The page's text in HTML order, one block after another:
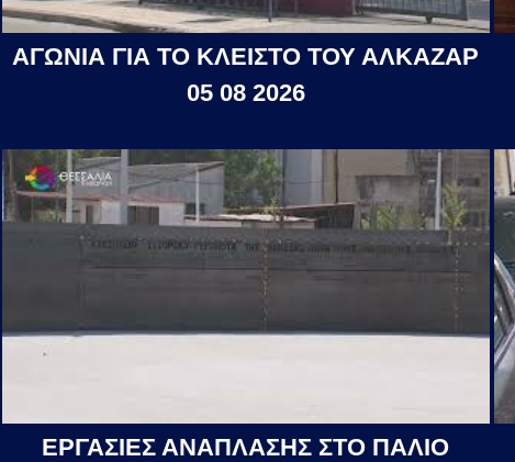
ΑΓΩΝΙΑ ΓΙΑ ΤΟ ΚΛΕΙΣΤΟ ΤΟΥ ΑΛΚΑΖΑΡ
05 08 2026
ΕΡΓΑΣΙΕΣ ΑΝΑΠΛΑΣΗΣ ΣΤΟ ΠΑΛΙΟ